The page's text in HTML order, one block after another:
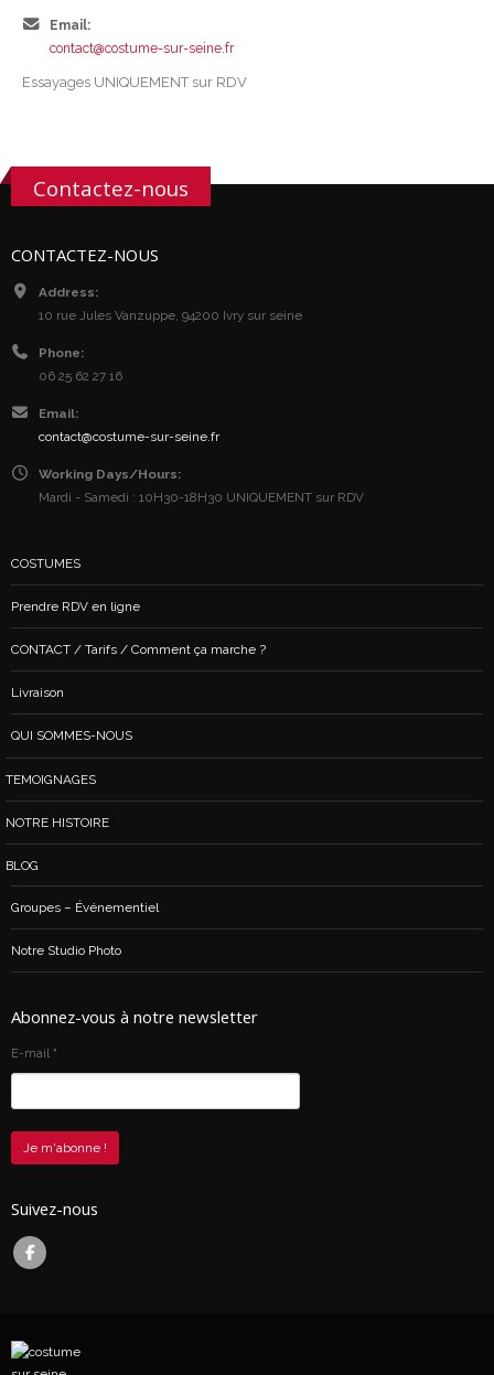
Email:
contact@costume-sur-seine.fr
Essayages UNIQUEMENT sur RDV
Contactez-nous
CONTACTEZ-NOUS
Address:
10 rue Jules Vanzuppe, 94200 Ivry sur seine
Phone:
06 25 62 27 16
Email:
contact@costume-sur-seine.fr
Working Days/Hours:
Mardi - Samedi : 10H30-18H30 UNIQUEMENT sur RDV
COSTUMES
Prendre RDV en ligne
CONTACT / Tarifs / Comment ça marche ?
Livraison
QUI SOMMES-NOUS
TEMOIGNAGES
NOTRE HISTOIRE
BLOG
Groupes – Événementiel
Notre Studio Photo
Abonnez-vous à notre newsletter
E-mail *
Suivez-nous